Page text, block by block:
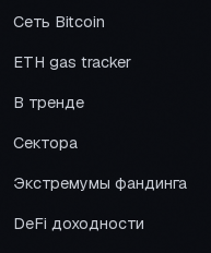
Сеть Bitcoin
ETH gas tracker
В тренде
Сектора
Экстремумы фандинга
DeFi доходности